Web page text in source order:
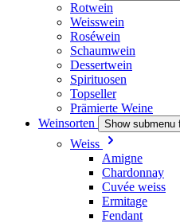
Rotwein
Weisswein
Roséwein
Schaumwein
Dessertwein
Spirituosen
Topseller
Prämierte Weine
Weinsorten
Show submenu
Weiss
Amigne
Chardonnay
Cuvée weiss
Ermitage
Fendant